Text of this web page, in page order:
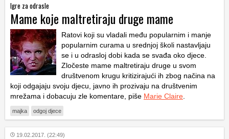
Igre za odrasle
Mame koje maltretiraju druge mame
Ratovi koji su vladali među popularnim i manje
popularnim curama u srednjoj školi nastavljaju
se i u odrasloj dobi kada se svađa oko djece.
Zločeste mame maltretiraju druge u svom
društvenom krugu kritizirajući ih zbog načina na
koji odgajaju svoju djecu, javno ih prozivaju na društvenim
mrežama i dobacuju zle komentare, piše Marie Claire
majka odgoj djece
19.02.2017. (22:49)